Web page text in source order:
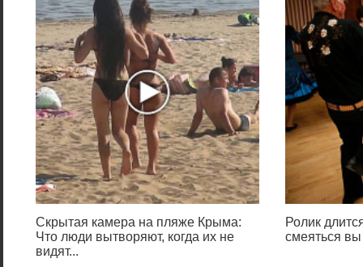
Скрытая камера на пляже Крыма:
Что люди вытворяют, когда их не
видят...
Ролик
смеяться вы